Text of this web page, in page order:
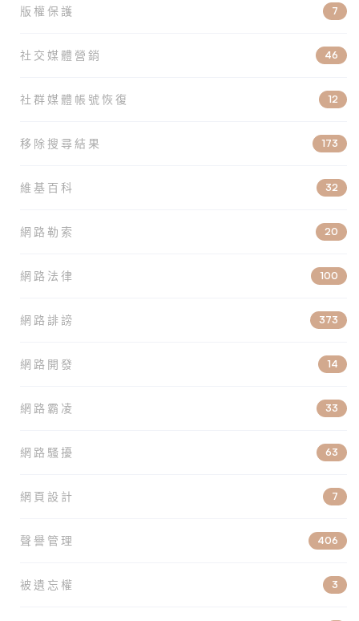
版權保護 7
社交媒體營銷 46
社群媒體帳號恢復 12
移除搜尋結果 173
維基百科 32
網路勒索 20
網路法律 100
網路誹謗 373
網路開發 14
網路霸凌 33
網路騷擾 63
網頁設計 7
聲譽管理 406
被遺忘權 3